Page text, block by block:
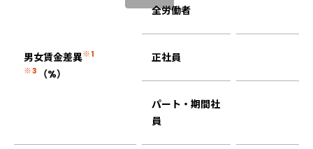
男女賃金差異※1
※3
（%）
全労働者
正社員
パート・期間社
員